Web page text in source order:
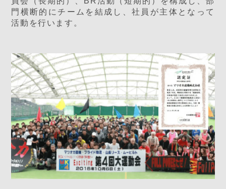
門横断的にチームを結成し、社員が主体となって
活動を行います。